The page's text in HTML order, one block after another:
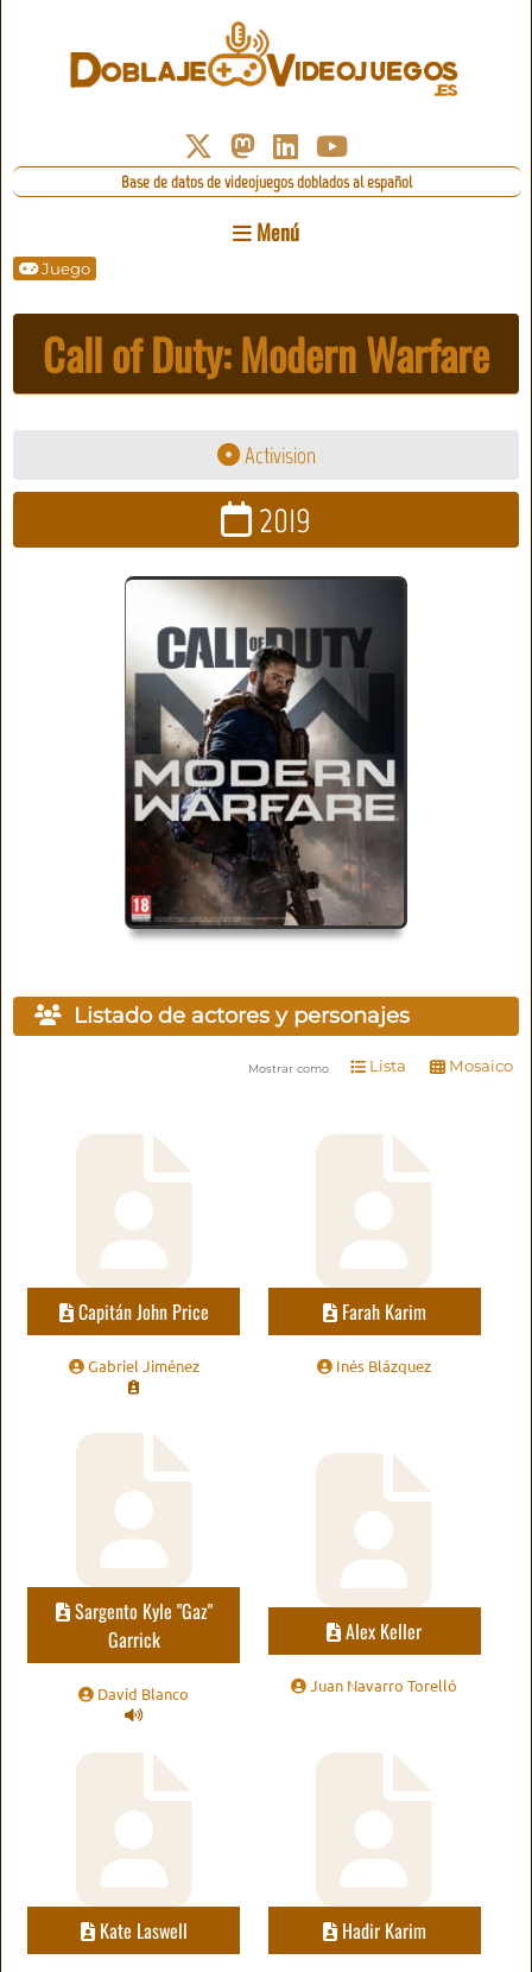
Base de datos de videojuegos doblados al español
Menú
Juego
Call of Duty: Modern Warfare
Activision
2019
Listado de actores y personajes
Mostrar como Lista Mosaico
Capitán John Price
Gabriel Jiménez
Farah Karim
Inés Blázquez
Sargento Kyle "Gaz"
Garrick
David Blanco
Alex Keller
Juan Navarro Torelló
Kate Laswell Hadir Karim